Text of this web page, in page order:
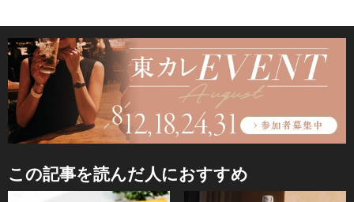
この記事を読んだ人におすすめ